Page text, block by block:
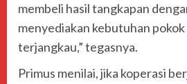
membeli hasil tangkapan
menyediakan kebutuhan
terjangkau,” tegasnya.
Primus menilai, jika koperasi